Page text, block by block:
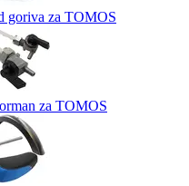
goriva za TOMOS
za TOMOS